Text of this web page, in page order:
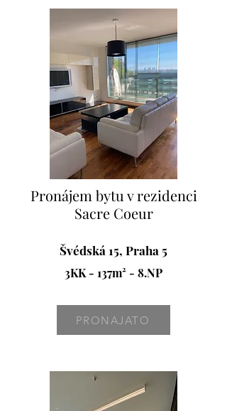
Pronájem bytu v rezidenci
Sacre Coeur
Švédská 15, Praha 5
3KK - 137m² - 8.NP
PRONAJATO